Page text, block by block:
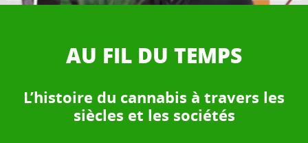
AU FIL DU TEMPS
L’histoire du cannabis à travers les
siècles et les sociétés